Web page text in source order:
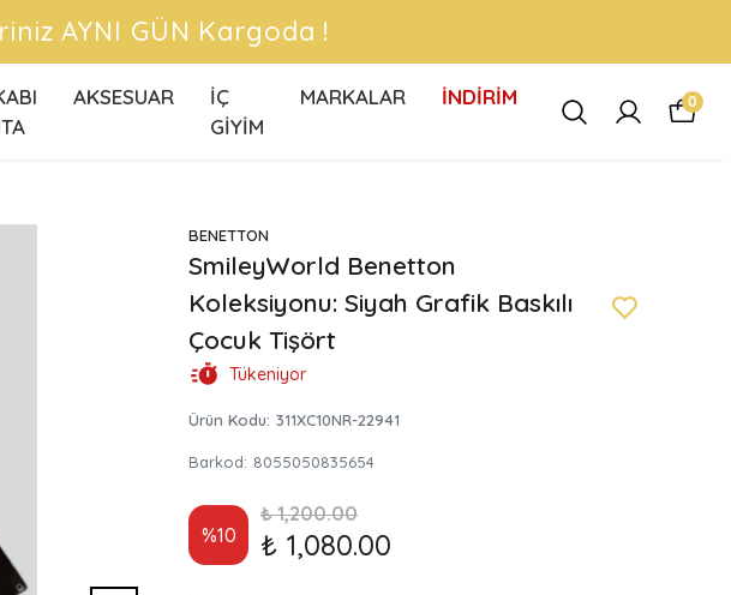
KAÇIRMA !
AKSESUAR
İÇ
GİYİM
MARKALAR İNDİRİM 0
BENETTON
SmileyWorld Benetton
Koleksiyonu: Siyah Grafik Baskılı
Çocuk Tişört
Tükeniyor
Ürün Kodu: 311XC10NR-22941
Barkod: 8055050835654
%10
₺ 1,200.00
₺ 1,080.00